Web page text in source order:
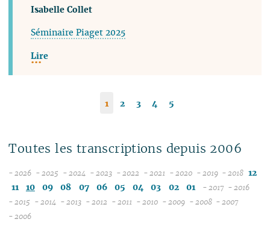
Isabelle Collet
Séminaire Piaget 2025
Lire
1 2 3 4 5
Toutes les transcriptions depuis 2006
- 2026
08
- 2025
12
- 2024
12
- 2023
12
- 2022
12
- 2021
12
- 2020 - 2019 - 2018 12
11
10 09 08 07 06 05 04 03 02 01 - 2017 - 2016
- 2015 - 2014 - 2013 - 2012 - 2011 - 2010 - 2009 - 2008 - 2007
- 2006